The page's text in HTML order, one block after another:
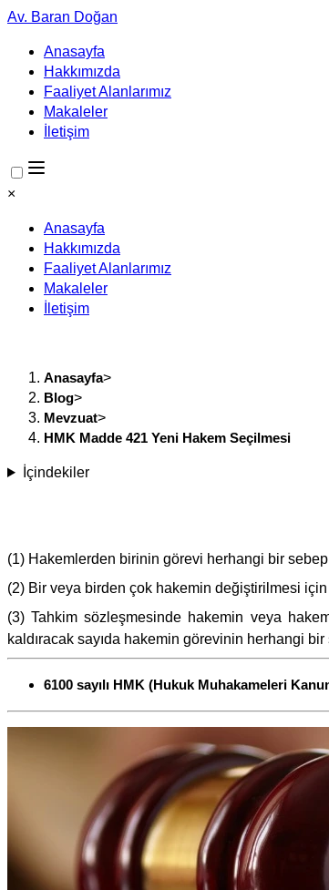
Av. Baran Doğan
Anasayfa
Hakkımızda
Faaliyet Alanlarımız
Makaleler
İletişim
×
Anasayfa
Hakkımızda
Faaliyet Alanlarımız
Makaleler
İletişim
Anasayfa>
Blog>
Mevzuat>
HMK Madde 421 Yeni Hakem Seçilmesi
İçindekiler
(1) Hakemlerden birinin görevi herhangi bir
(2) Bir veya birden çok hakemin değiştirilmesi
(3) Tahkim sözleşmesinde hakemin veya
kaldıracak sayıda hakemin görevinin herhangi
6100 sayılı HMK (Hukuk Muhakameleri